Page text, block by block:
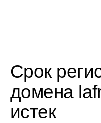
Срок
домена
истек